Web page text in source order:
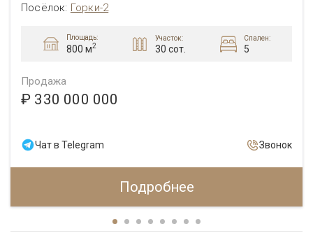
Посёлок: Горки-2
Площадь:
800 м2
Участок:
30 сот.
Спален:
5
Продажа
₽ 330 000 000
Чат в Telegram Звонок
Подробнее